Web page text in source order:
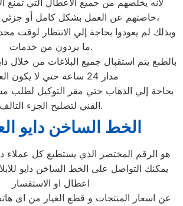
لأنه يخلصهم من جميع الأعطال التي تمنع
خاصتهم عن العمل بشكل كامل أو جزئي متي طلبوا منه،
وبذلك لم يعودوا بحاجة إلي الانتظار لوقت
ما يردون من خدمات.
بالطبع يتم استقبال جميع البلاغات من خلال
مدار 24 ساعة حتي لا يكون العملاء
بحاجة إلي الذهاب حتي مقر التوكيل لطلب
الفني لتصليح الجزء التالف.
الخط الساخن دايو
هو الرقم المختصر الذي يستطيع كل عملاء
يمكنك التواصل على الخط الساخن دايو
اعطال او الاستفسار